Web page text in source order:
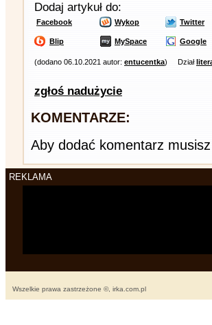
Dodaj artykuł do:
Facebook Wykop Twitter
Blip MySpace Google
(dodano 06.10.2021 autor: entucentka) Dział
zgłoś nadużycie
KOMENTARZE:
Aby dodać komentarz
REKLAMA
Wszelkie prawa zastrzeżone ©, irka.com.pl